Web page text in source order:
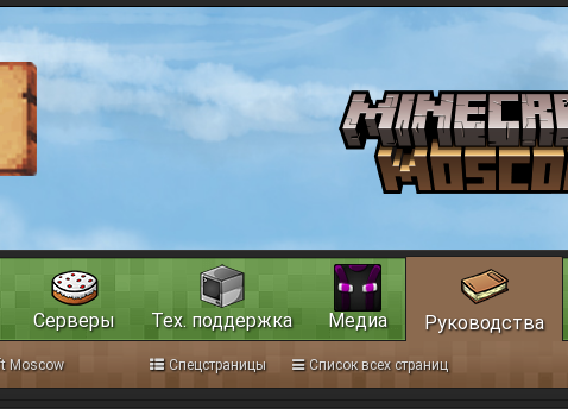
Серверы Тех. поддержка Медиа Руководства
Moscow Спецстраницы Список всех страниц